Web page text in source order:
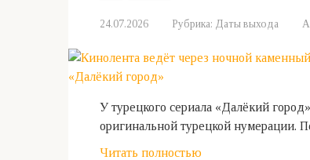
24.07.2026 Рубрика: Даты выхода
У турецкого сериала «Далёкий
оригинальной турецкой нумерации.
Читать полностью